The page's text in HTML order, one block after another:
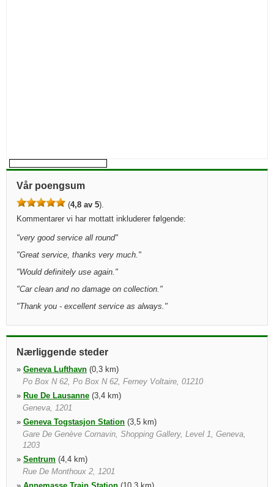
Vår poengsum
(4,8 av 5).
Kommentarer vi har mottatt inkluderer følgende:
"very good service all round"
"Great service, thanks very much. "
"Would definitely use again. "
"Car clean and no damage on collection. "
"Thank you - excellent service as always. "
Nærliggende steder
» Geneva Lufthavn (0,3 km)
Po Box N 62, Po Box N 62, Ferney Voltaire, 01210
» Rue De Lausanne (3,4 km)
Geneva, 1201
» Geneva Togstasjon Station (3,5 km)
Gare De Genève Cornavin, Shopping Gallery, Level 1, Geneva,
1203
» Sentrum (4,4 km)
Rue De Monthoux 2, 1201